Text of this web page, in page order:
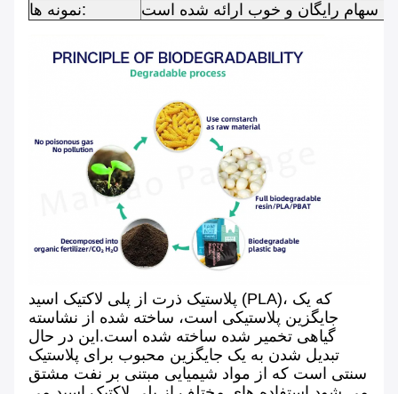
نمونه ها:
سهام رایگان و خوب ارائه شده است
پلاستیک ذرت از پلی لاکتیک اسید (PLA)، که یک
جایگزین پلاستیکی است، ساخته شده از نشاسته
گیاهی تخمیر شده ساخته شده است.این در حال
تبدیل شدن به یک جایگزین محبوب برای پلاستیک
سنتی است که از مواد شیمیایی مبتنی بر نفت مشتق